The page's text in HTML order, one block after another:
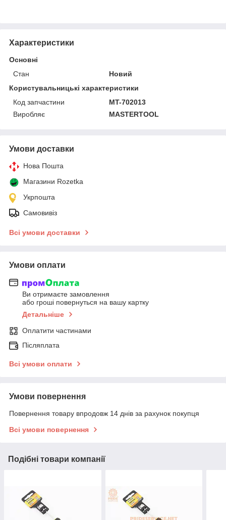
Характеристики
Основні
Стан
Новий
Користувальницькі характеристики
Код запчастини
MT-702013
Виробляє
MASTERTOOL
Умови доставки
Нова Пошта
Магазини Rozetka
Укрпошта
Самовивіз
Всі умови доставки
Умови оплати
Ви отримаєте замовлення
або гроші повернуться на вашу картку
Детальніше
Оплатити частинами
Післяплата
Всі умови оплати
Умови повернення
Повернення товару впродовж 14 днів за рахунок покупця
Всі умови повернення
Подібні товари компанії